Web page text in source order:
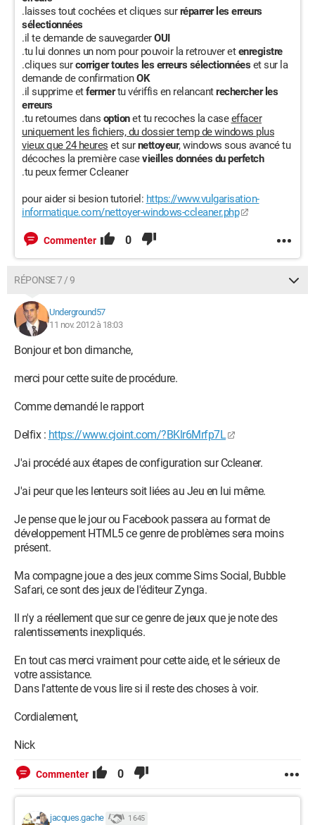
.laisses tout cochées et cliques surréparrer les erreurs
sélectionnées
.il te demande de sauvegarderOUI
.tu lui donnes un nom pour pouvoir la retrouver etenregistre
.cliques surcorriger toutes les erreurs sélectionnées et sur la
demande de confirmationOK
.il supprime etfermertu vériffis en relancantrechercher les
erreurs
.tu retournes dans optionet tu recoches la caseeffacer
uniquement les fichiers, du dossier temp de windows plus
vieux que 24 heures et surnettoyeur, windows sous avancé tu
décoches la première casevieilles données du perfetch
.tu peux fermer Ccleaner
pour aider si besion tutoriel: https://www.vulgarisation-
informatique.com/nettoyer-windows-ccleaner.php
Commenter 0
RÉPONSE 7 / 9
Underground57
11 nov. 2012 à 18:03
Bonjour et bon dimanche,
merci pour cette suite de procédure.
Comme demandé le rapport
Delfix : https://www.cjoint.com/?BKlr6Mrfp7L
J'ai procédé aux étapes de configuration sur Ccleaner.
J'ai peur que les lenteurs soit liées au Jeu en lui même.
Je pense que le jour ou Facebook passera au format de
développement HTML5 ce genre de problèmes sera moins
présent.
Ma compagne joue a des jeux comme Sims Social, Bubble
Safari, ce sont des jeux de l'éditeur Zynga.
Il n'y a réellement que sur ce genre de jeux que je note des
ralentissements inexpliqués.
En tout cas merci vraiment pour cette aide, et le sérieux de
votre assistance.
Dans l'attente de vous lire si il reste des choses à voir.
Cordialement,
Nick
Commenter 0
jacques.gache 1 645